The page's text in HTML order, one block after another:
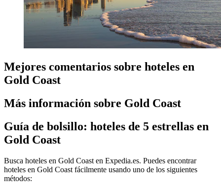
Mejores comentarios sobre hoteles en
Gold Coast
Más información sobre Gold Coast
Guía de bolsillo: hoteles de 5 estrellas en
Gold Coast
Busca hoteles en Gold Coast en Expedia.es. Puedes encontrar
hoteles en Gold Coast fácilmente usando uno de los siguientes
métodos: